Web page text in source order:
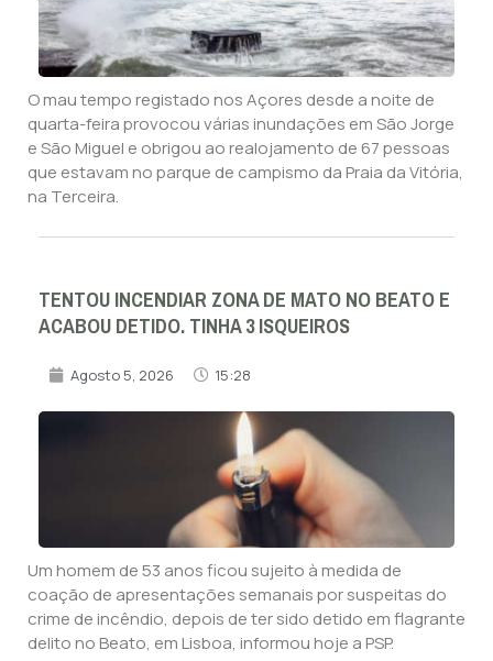
O mau tempo registado nos Açores desde a noite de
quarta-feira provocou várias inundações em São Jorge
e São Miguel e obrigou ao realojamento de 67 pessoas
que estavam no parque de campismo da Praia da Vitória,
na Terceira.
TENTOU INCENDIAR ZONA DE MATO NO BEATO E
ACABOU DETIDO. TINHA 3 ISQUEIROS
Agosto 5, 2026 15:28
Um homem de 53 anos ficou sujeito à medida de
coação de apresentações semanais por suspeitas do
crime de incêndio, depois de ter sido detido em flagrante
delito no Beato, em Lisboa, informou hoje a PSP.